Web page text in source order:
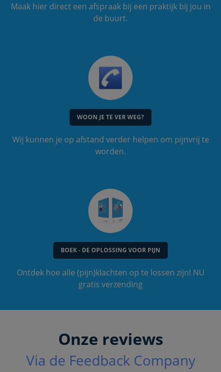
Maak hier direct een afspraak bij een praktijk bij jou in
de buurt.
WOON JE TE VER WEG?
Wij kunnen je op afstand verder helpen om pijnvrij te
worden.
BOEK - DE OPLOSSING VOOR PIJN
Ontdek hoe alle (pijn)klachten op te lossen zijn! NU
gratis verzending
Onze reviews
Via de Feedback Company